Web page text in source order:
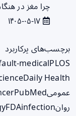
چرا مغز در
برچسب‌های پرکاربرد
medicalPLOS
Health
عمومیPubMed
روان
FDAinfection